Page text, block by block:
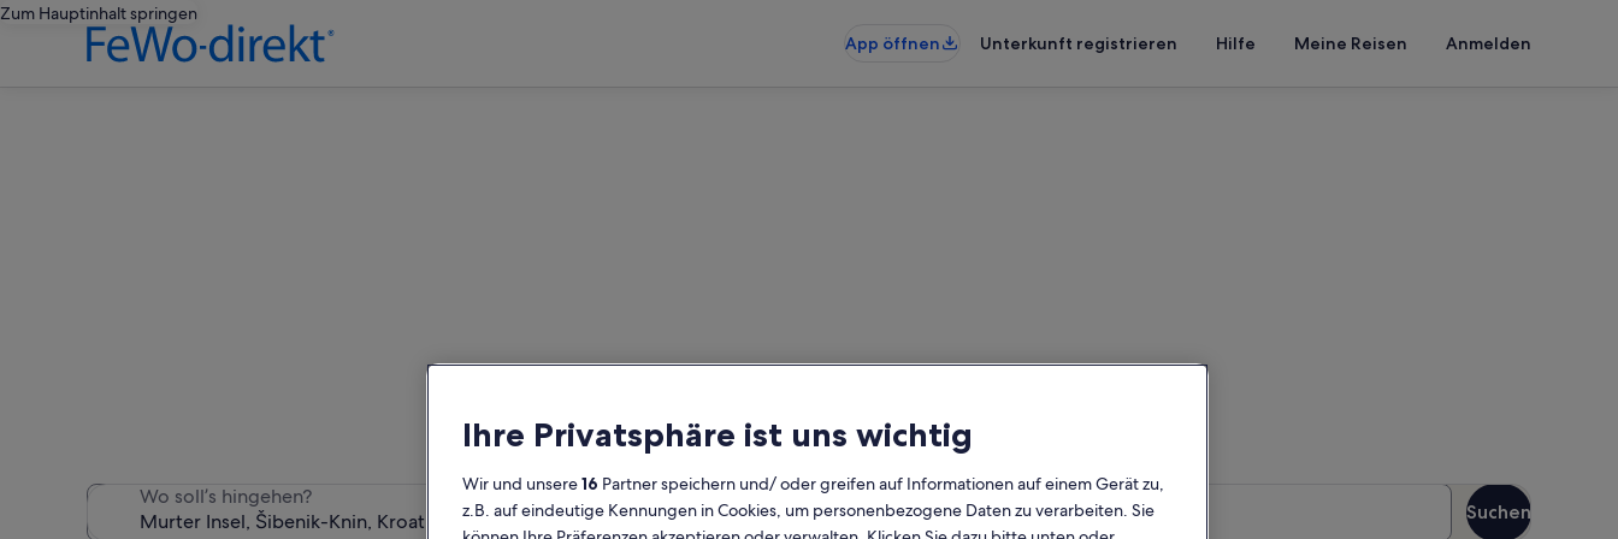
Zum Hauptinhalt springen
App öffnen
Unterkunft registrieren Hilfe Meine Reisen Anmelden
die Verfügbarkeit zu prüfen
Wo soll’s hingehen? Daten
Gäste
2 Gäste
Suchen
Ihre Privatsphäre ist uns wichtig
Wir und unsere16 Partner speichern und/ oder greifen auf Informationen auf einem Gerät zu,
z.B. auf eindeutige Kennungen in Cookies, um personenbezogene Daten zu verarbeiten. Sie